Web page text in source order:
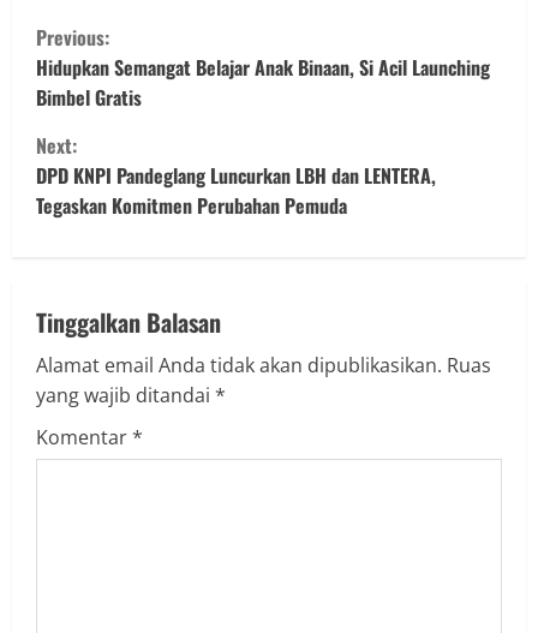
C
o
n
t
i
u
e
R
Previous:
Hidupkan Semangat Belajar Anak Binaan, Si Acil Launching
Bimbel Gratis
Next:
DPD KNPI Pandeglang Luncurkan LBH dan LENTERA,
Tegaskan Komitmen Perubahan Pemuda
Tinggalkan Balasan
Alamat email Anda tidak akan dipublikasikan. Ruas
yang wajib ditandai *
Komentar*